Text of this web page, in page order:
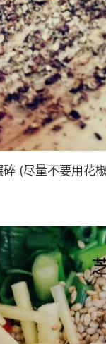
碎 (尽量不要用花